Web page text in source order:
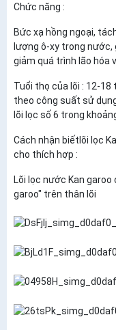
Chức năng :
Bức xạ hồng ngoại,
lượng ô-xy trong nước,
giảm quá trình lão hóa
Tuổi thọ của lõi : 12-
theo công suất sử
lõi lọc số 6 trong
Cách nhận biếtlõi lọc
cho thích hợp :
Lõi lọc nước Kan garoo
garoo" trên thân lõi